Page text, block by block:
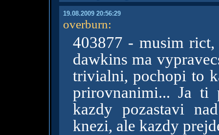
19.08.2009 20:56:29
overburn:
403877 - musim
dawkins ma
trivialni, pochopi to
prirovnanimi... Ja ti
kazdy pozastavi
knezi, ale kazdy